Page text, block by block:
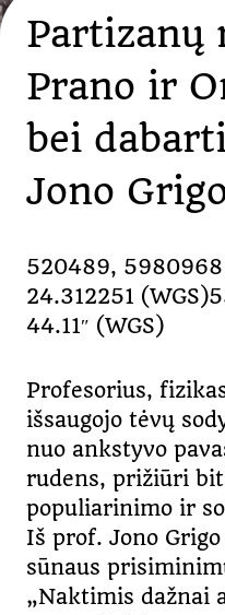
Partizanų
Prano ir
bei
Jono
520489,
24.312251
44.11″ (WGS)
Profesorius,
išsaugojo tėvų
nuo ankstyvo
rudens, prižiūri
populiarinimo ir
Iš prof. Jono
sūnaus
„Naktimis dažnai